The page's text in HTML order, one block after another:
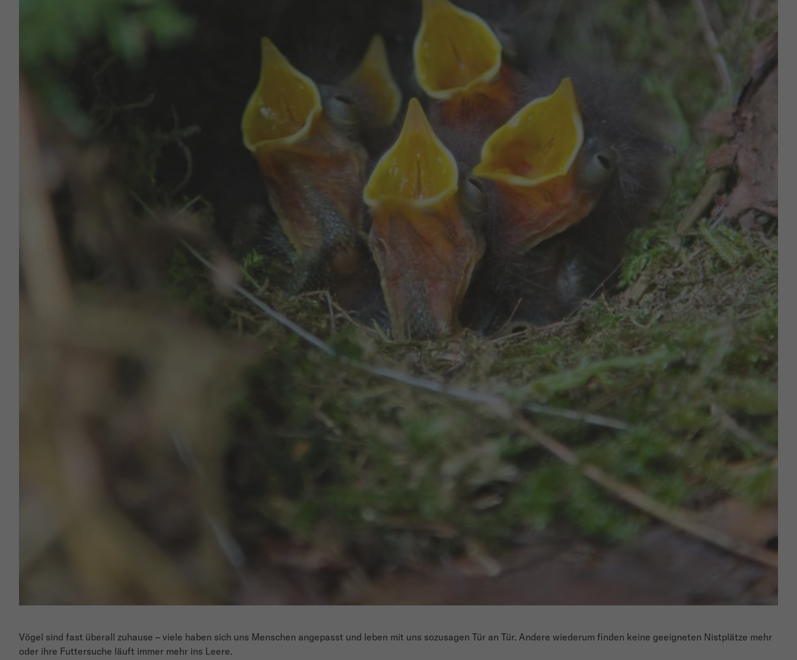
Vögel sind fast überall zuhause – viele haben sich uns Menschen angepasst und leben mit uns sozusagen Tür an Tür. Andere wiederum finden keine geeigneten Nistplätze mehr
oder ihre Futtersuche läuft immer mehr ins Leere.